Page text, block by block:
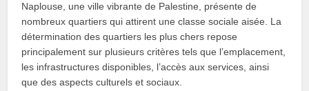
Naplouse, une ville vibrante de Palestine, présente de
nombreux quartiers qui attirent une classe sociale aisée. La
détermination des quartiers les plus chers repose
principalement sur plusieurs critères tels que l’emplacement,
les infrastructures disponibles, l’accès aux services, ainsi
que des aspects culturels et sociaux.